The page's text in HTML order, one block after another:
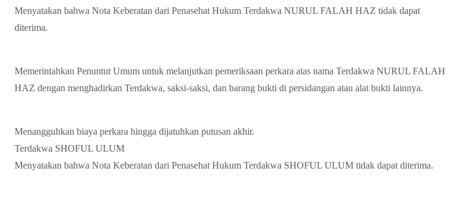
Menyatakan bahwa Nota Keberatan dari Penasehat Hukum Terdakwa NURUL FALAH HAZ tidak dapat
diterima.
Memerintahkan Penuntut Umum untuk melanjutkan pemeriksaan perkara atas nama Terdakwa NURUL FALAH
HAZ dengan menghadirkan Terdakwa, saksi-saksi, dan barang bukti di persidangan atau alat bukti lainnya.
Menangguhkan biaya perkara hingga dijatuhkan putusan akhir.
Terdakwa SHOFUL ULUM
Menyatakan bahwa Nota Keberatan dari Penasehat Hukum Terdakwa SHOFUL ULUM tidak dapat diterima.